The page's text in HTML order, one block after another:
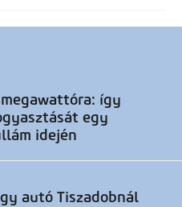
így
egy
idején
autó Tiszadobnál